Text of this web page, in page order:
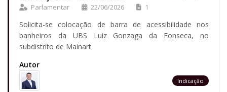
Parlamentar 22/06/2026 1
Solicita-se colocação de barra de acessibilidade nos
banheiros da UBS Luiz Gonzaga da Fonseca, no
subdistrito de Mainart
Autor
Indicação